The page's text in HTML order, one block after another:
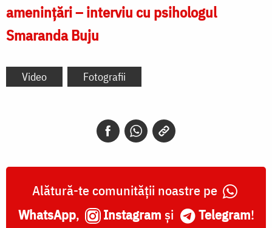
amenințări – interviu cu psihologul
Smaranda Buju
Video Fotografii
Alătură-te comunității noastre pe
WhatsApp, Instagram și Telegram!